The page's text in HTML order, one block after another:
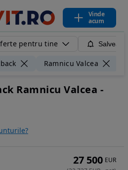
Vinde
acum
pentru tine
Ramnicu Valcea
Ramnicu Valcea -
27 500 EUR